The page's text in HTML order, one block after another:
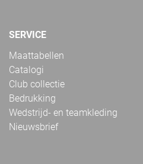
SERVICE
Maattabellen
Catalogi
Club collectie
Bedrukking
Wedstrijd- en teamkleding
Nieuwsbrief